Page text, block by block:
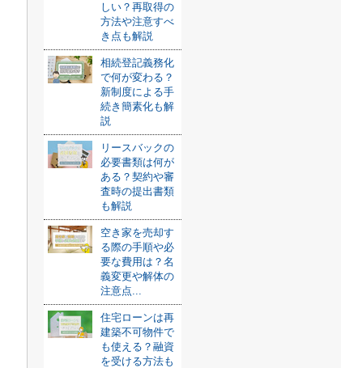
しい？再取得の
方法や注意すべ
き点も解説
相続登記義務化
で何が変わる？
新制度による手
続き簡素化も解
説
リースバックの
必要書類は何が
ある？契約や審
査時の提出書類
も解説
空き家を売却す
る際の手順や必
要な費用は？名
義変更や解体の
注意点...
住宅ローンは再
建築不可物件で
も使える？融資
を受ける方法も